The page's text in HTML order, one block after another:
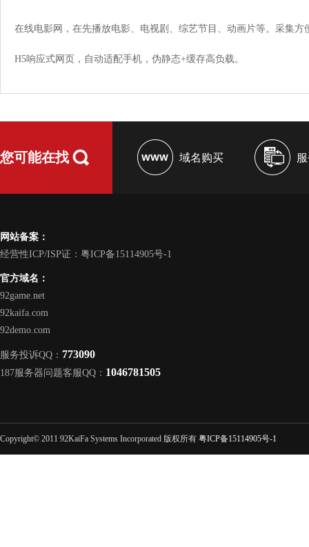
在线电影网，在先播放电影、电视剧、综艺节目、动画片等。采集方
H5响应式网页，自动适配手机，伪静态+缓存高负载。
您可能在找 域名购买
网站备案：
经营性ICP/ISP证：粤ICP备15114905号-1
官方域名：
92game.net
92kaifa.com
92demo.com
服务投诉QQ： 773090
187服务器问题客服QQ： 1046781505
Copyright© 2011 92KaiFa Systems Incorporated 版权所有 粤ICP备15114905号-1